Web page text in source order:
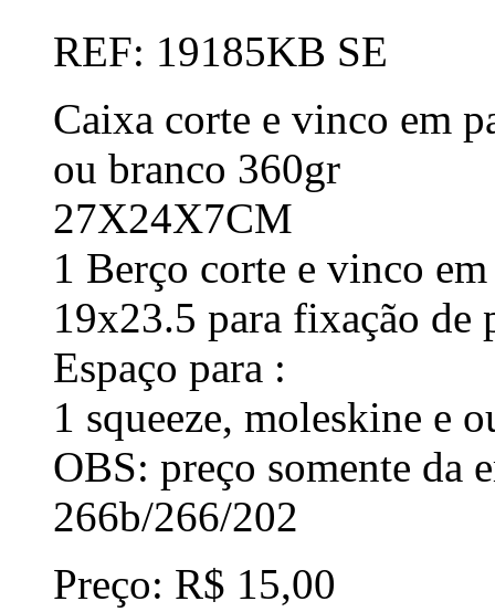
REF: 19185KB SE
Caixa corte e vinco em
ou branco 360gr
27X24X7CM
1 Berço corte e vinco
19x23.5 para fixação de
Espaço para :
1 squeeze, moleskine e
OBS: preço somente da
266b/266/202
Preço: R$ 15,00